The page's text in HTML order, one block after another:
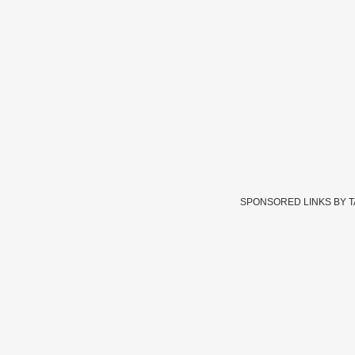
SPONSORED LINKS BY